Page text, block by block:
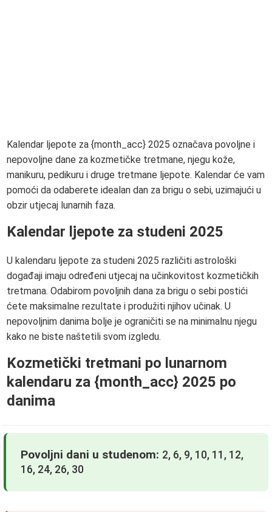
Kalendar ljepote za {month_acc} 2025 označava povoljne i
nepovoljne dane za kozmetičke tretmane, njegu kože,
manikuru, pedikuru i druge tretmane ljepote. Kalendar će vam
pomoći da odaberete idealan dan za brigu o sebi, uzimajući u
obzir utjecaj lunarnih faza.
Kalendar ljepote za studeni 2025
U kalendaru ljepote za studeni 2025 različiti astrološki
događaji imaju određeni utjecaj na učinkovitost kozmetičkih
tretmana. Odabirom povoljnih dana za brigu o sebi postići
ćete maksimalne rezultate i produžiti njihov učinak. U
nepovoljnim danima bolje je ograničiti se na minimalnu njegu
kako ne biste naštetili svom izgledu.
Kozmetički tretmani po lunarnom
kalendaru za {month_acc} 2025 po
danima
Povoljni dani u studenom: 2, 6, 9, 10, 11, 12,
16, 24, 26, 30